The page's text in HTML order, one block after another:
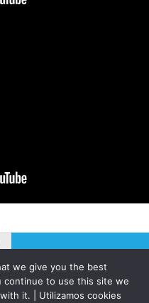
MARTINEZ 2026. All
we give you the best
continue to use this site we
it. | Utilizamos cookies